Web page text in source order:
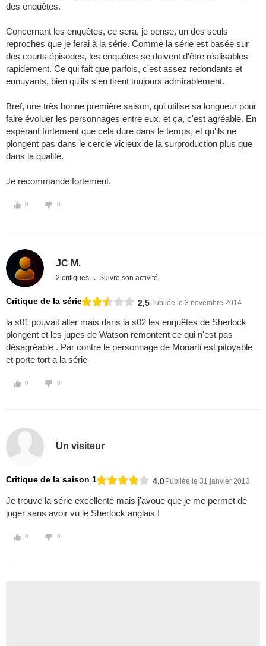
des enquêtes.
Concernant les enquêtes, ce sera, je pense, un des seuls
reproches que je ferai à la série. Comme la série est basée sur
des courts épisodes, les enquêtes se doivent d'être réalisables
rapidement. Ce qui fait que parfois, c'est assez redondants et
ennuyants, bien qu'ils s'en tirent toujours admirablement.
Bref, une très bonne première saison, qui utilise sa longueur pour
faire évoluer les personnages entre eux, et ça, c'est agréable. En
espérant fortement que cela dure dans le temps, et qu'ils ne
plongent pas dans le cercle vicieux de la surproduction plus que
dans la qualité.
Je recommande fortement.
0 0
JC M.
2 critiques Suivre son activité
Critique de la série 2,5Publiée le 3 novembre 2014
la s01 pouvait aller mais dans la s02 les enquêtes de Sherlock
plongent et les jupes de Watson remontent ce qui n'est pas
désagréable . Par contre le personnage de Moriarti est pitoyable
et porte tort a la série
0 0
Un visiteur
Critique de la saison 1 4,0Publiée le 31 janvier 2013
Je trouve la série excellente mais j'avoue que je me permet de
juger sans avoir vu le Sherlock anglais !
0 0